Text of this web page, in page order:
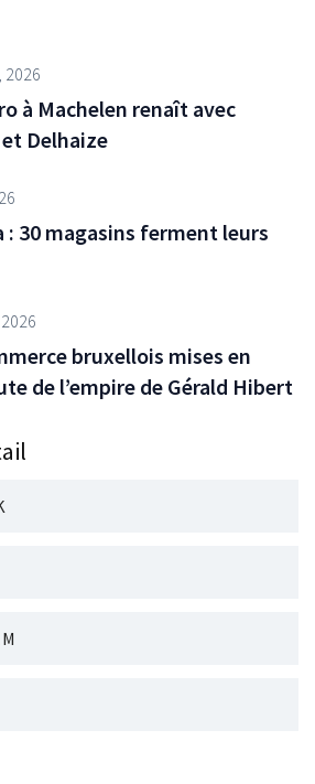
2026
à Machelen renaît avec
et Delhaize
: 30 magasins ferment leurs
bruxellois mises en
de l’empire de Gérald Hibert